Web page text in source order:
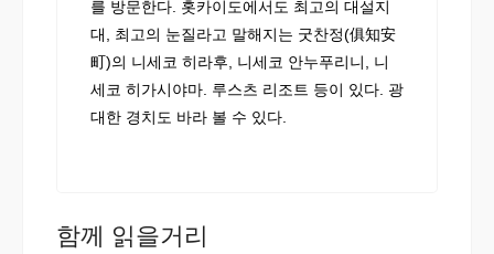
를 방문한다. 홋카이도에서도 최고의 대설지
대, 최고의 눈질라고 말해지는 굿찬정(俱知安
町)의 니세코 히라후, 니세코 안누푸리니, 니
세코 히가시야마. 루스츠 리조트 등이 있다. 광
대한 경치도 바라 볼 수 있다.
함께 읽을거리